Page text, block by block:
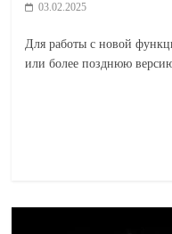
03.02.2025
Для работы с новой
или более позднюю